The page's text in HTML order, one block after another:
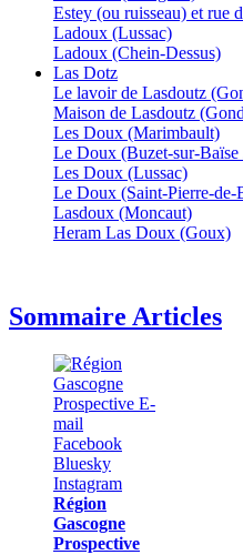
Estey (ou ruisseau) et rue
Ladoux (Lussac)
Ladoux (Chein-Dessus)
Las Dotz
Le lavoir de Lasdoutz
Maison de Lasdoutz
Les Doux (Marimbault)
Le Doux (Buzet-sur-Baïse
Les Doux (Lussac)
Le Doux (Saint-Pierre-de-
Lasdoux (Moncaut)
Heram Las Doux (Goux)
Sommaire Articles
Région
Gascogne
Prospective